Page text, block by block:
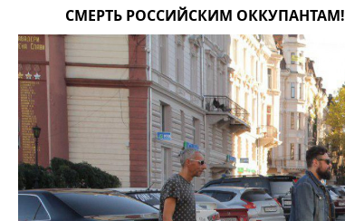
СМЕРТЬ РОССИЙСКИМ ОККУПАНТАМ!